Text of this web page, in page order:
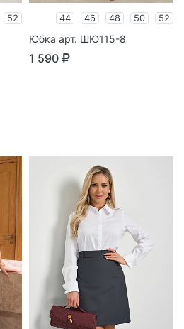
52 44 46 48 50 52
Юбка арт. ШЮ115-8
1 590